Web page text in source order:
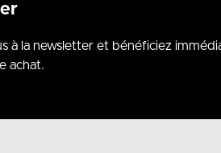
à la newsletter et bénéficiez
achat.